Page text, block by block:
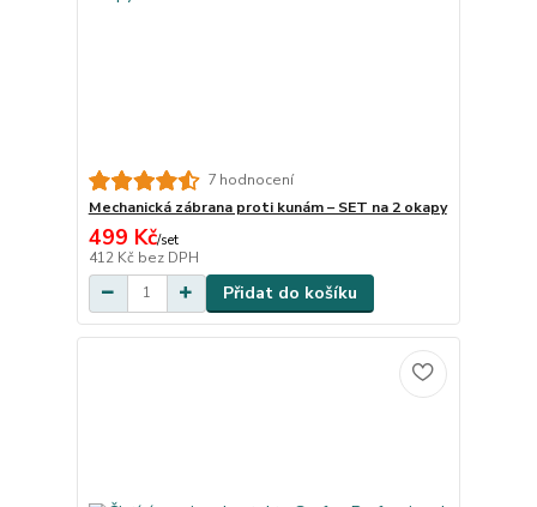
7 hodnocení
Mechanická zábrana proti kunám – SET na 2 okapy
499 Kč/set
412 Kč bez DPH
Přidat do košíku